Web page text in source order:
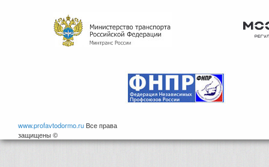
www.profavtodormo.ru Все права
защищены ©